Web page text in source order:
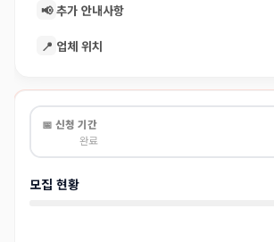
📢 추가 안내사항
📍 업체 위치
📅 신청 기간
완료
모집 현황